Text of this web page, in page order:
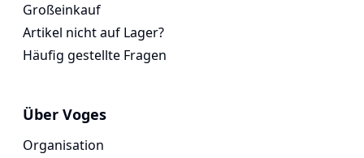
Großeinkauf
Artikel nicht auf Lager?
Häufig gestellte Fragen
Über Voges
Organisation